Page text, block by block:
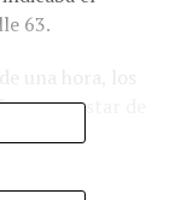
63.
una hora, los
estar de
cabo con los